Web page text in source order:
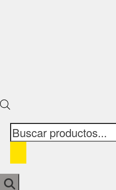
Búsqueda
de
productos